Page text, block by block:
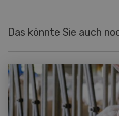
Das könnte Sie auch